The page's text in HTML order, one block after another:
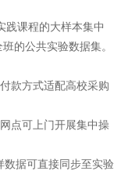
践课程的大样本集中
的公共实验数据集。
款方式适配高校采购
点可上门开展集中操
据可直接同步至实验